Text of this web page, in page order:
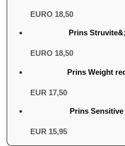
EURO 18,50
Prins
EURO 18,50
Prins Weight
EUR 17,50
Prins
EUR 15,95